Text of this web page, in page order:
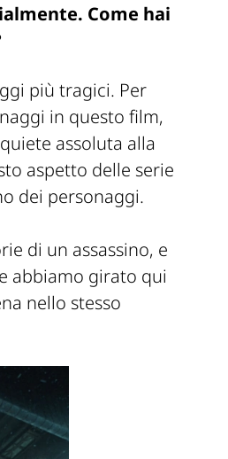
Come hai
più tragici. Per
in questo film,
assoluta alla
aspetto delle serie
dei personaggi.
di un assassino, e
abbiamo girato qui
nello stesso